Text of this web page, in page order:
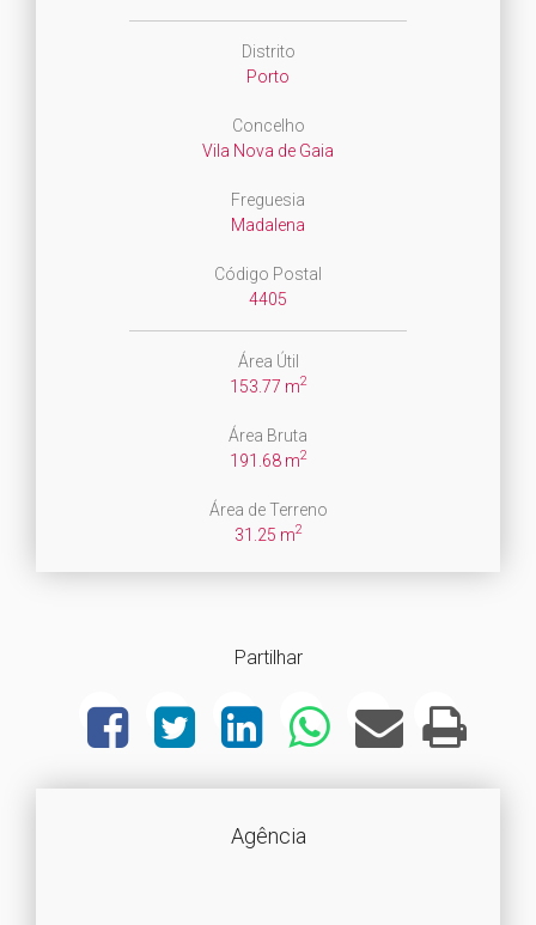
Distrito
Porto
Concelho
Vila Nova de Gaia
Freguesia
Madalena
Código Postal
4405
Área Útil
153.77 m2
Área Bruta
191.68 m2
Área de Terreno
31.25 m2
Partilhar
Agência